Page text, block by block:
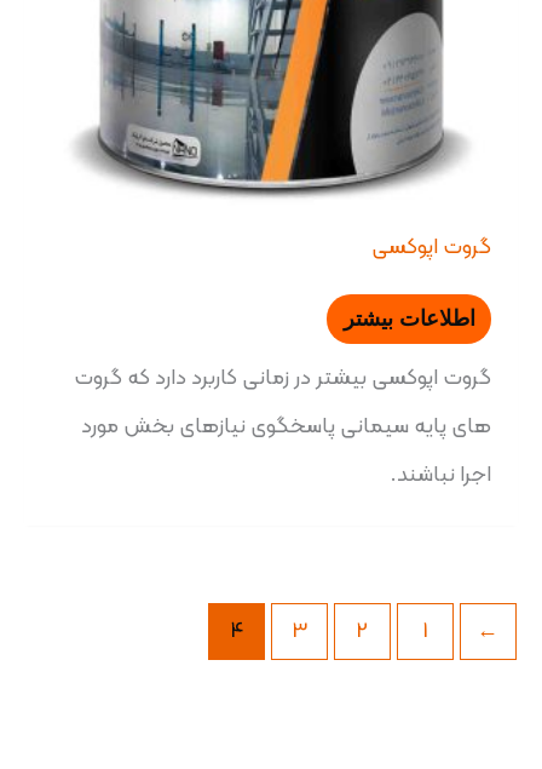
گروت اپوکسی
اطلاعات بیشتر
گروت اپوکسی بیشتر در زمانی کاربرد دارد که گروت
های پایه سیمانی پاسخگوی نیازهای بخش مورد
اجرا نباشند.
→
1
2
3
4